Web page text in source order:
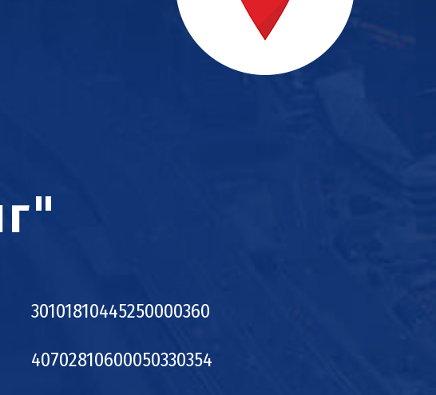
30101810445250000360
40702810600050330354